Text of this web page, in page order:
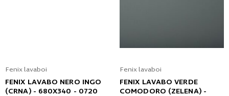
Fenix lavaboi
FENIX LAVABO NERO INGO
(CRNA) - 680X340 - 0720
Fenix lavaboi
FENIX LAVABO VERDE
COMODORO (ZELENA) -